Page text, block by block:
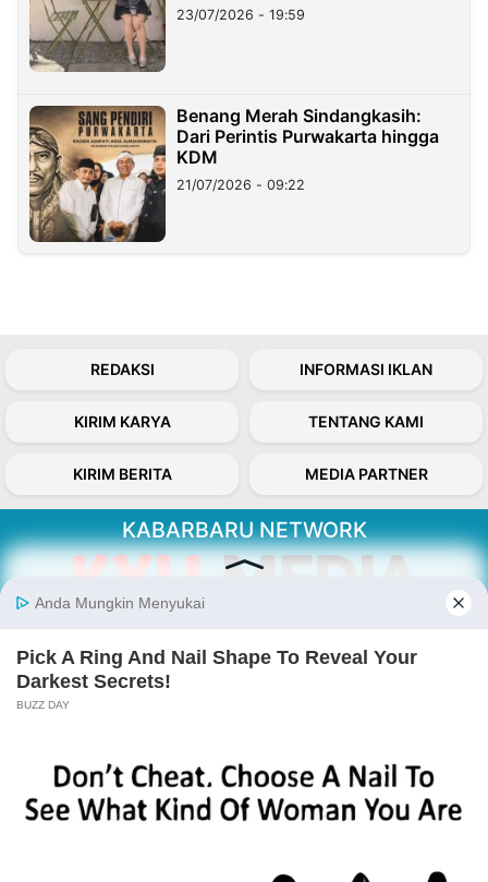
23/07/2026 - 19:59
Benang Merah Sindangkasih:
Dari Perintis Purwakarta hingga
KDM
21/07/2026 - 09:22
REDAKSI INFORMASI IKLAN
KIRIM KARYA TENTANG KAMI
KIRIM BERITA MEDIA PARTNER
KABARBARU NETWORK
About Our Kabarbaru.co
Follow Kabarbaru